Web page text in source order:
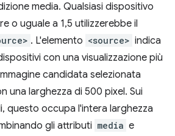
media. Qualsiasi dispositivo
o uguale a 1,5 utilizzerebbe il
. L'elemento <source> indica
con una visualizzazione più
candidata selezionata
una larghezza di 500 pixel. Sui
questo occupa l'intera larghezza
gli attributi media e